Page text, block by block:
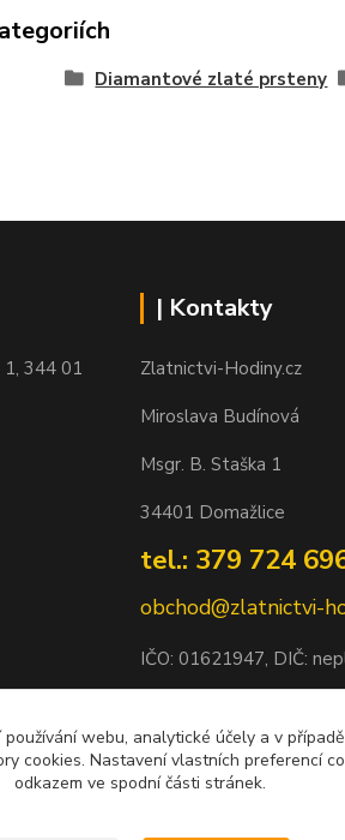
Diamantové zlaté prsteny
1, 344 01
| Kontakty
Zlatnictvi-Hodiny.cz
Miroslava Budínová
Msgr. B. Staška 1
34401 Domažlice
tel.: 379 724
obchod@zlatnictvi-
IČO: 01621947, DIČ:
webu, analytické účely a v
cookies. Nastavení vlastních preferencí
odkazem ve spodní části stránek.